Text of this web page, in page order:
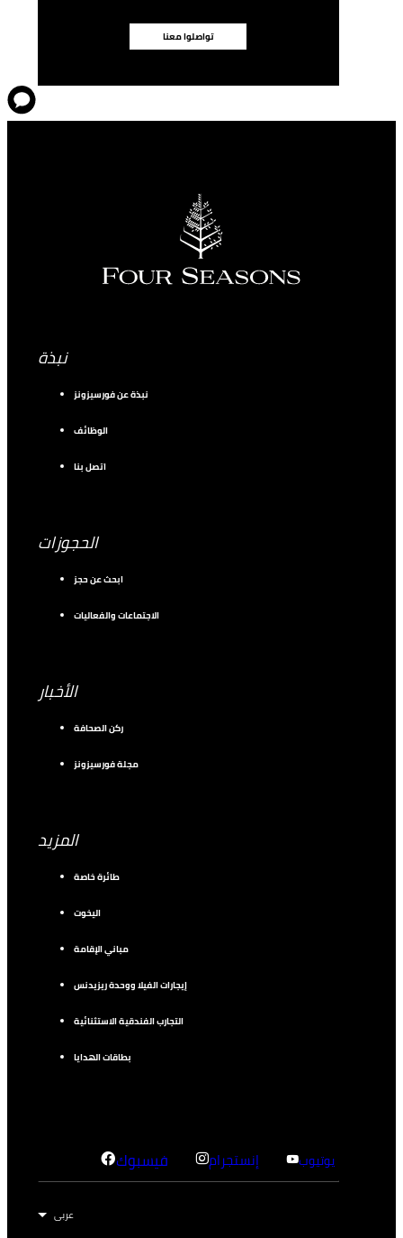
تواصلوا معنا
نبذة
نبذة عن فورسيزونز
الوظائف
اتصل بنا
الحجوزات
ابحث عن حجز
الاجتماعات والفعاليات
الأخبار
ركن الصحافة
مجلة فورسيزونز
المزيد
طائرة خاصة
اليخوت
مباني الإقامة
إيجارات الفيلا ووحدة ريزيدنس
التجارب الفندقية الاستثنائية
بطاقات الهدايا
فيسبوك إنستجرام يوتيوب